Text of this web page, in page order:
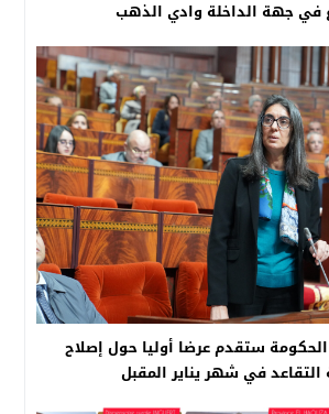
في جهة الداخلة وادي الذهب
الحكومة ستقدم عرضا أوليا حول إصلاح
التقاعد في شهر يناير المقبل